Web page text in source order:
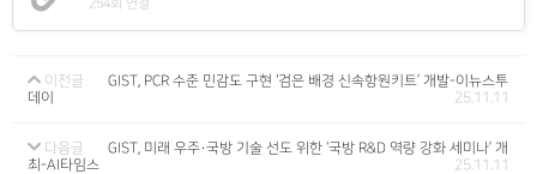
254회 연결
이전글
GIST, PCR 수준 민감도 구현 ‘검은 배경 신속항원키트’ 개발-이뉴스투
데이
25.11.11
다음글
GIST, 미래 우주·국방 기술 선도 위한 ‘국방 R&D 역량 강화 세미나’ 개
최-AI타임스
25.11.11